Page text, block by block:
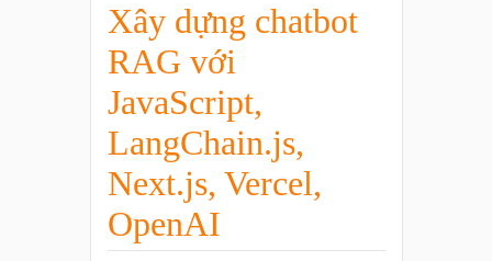
Xây dựng chatbot
RAG với
JavaScript,
LangChain.js,
Next.js, Vercel,
OpenAI